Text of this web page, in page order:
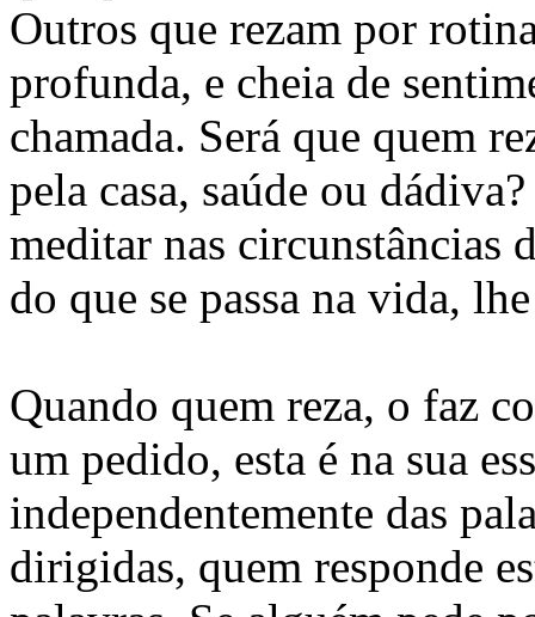
Outros que rezam por
profunda, e cheia de
chamada. Será que quem
pela casa, saúde ou
meditar nas circunstâncias
do que se passa na vida,
Quando quem reza, o faz
um pedido, esta é na sua
independentemente das
dirigidas, quem responde